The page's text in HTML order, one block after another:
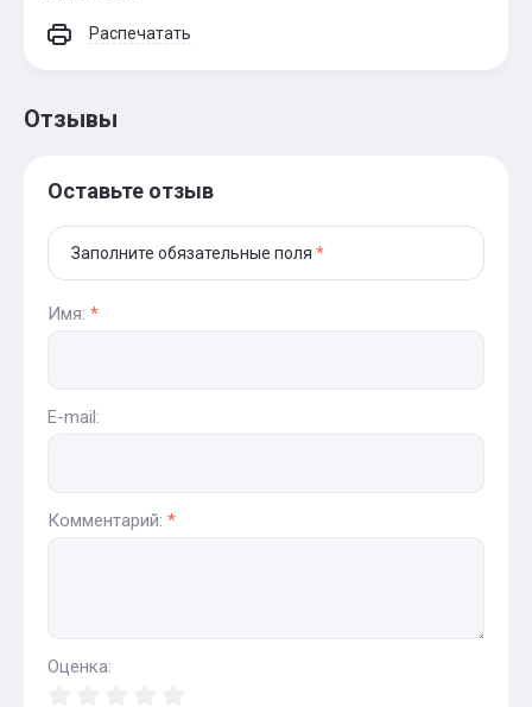
Распечатать
Отзывы
Оставьте отзыв
Заполните обязательные поля *
Имя: *
E-mail:
Комментарий: *
Оценка: